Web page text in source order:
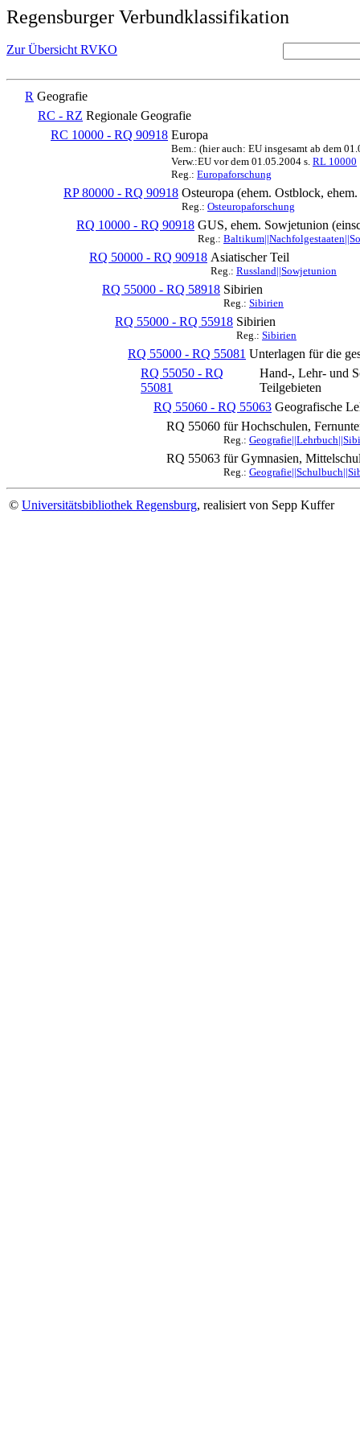
Regensburger Verbundklassifikation
Zur Übersicht RVKO
R Geografie
RC - RZ Regionale Geografie
RC 10000 - RQ 90918 Europa
Bem.: (hier auch: EU insgesamt ab dem
Verw.:EU vor dem 01.05.2004 s. RL 10000
Reg.: Europaforschung
RP 80000 - RQ 90918 Osteuropa (ehem. Ostblock,
Reg.: Osteuropaforschung
RQ 10000 - RQ 90918 GUS, ehem. Sowjetunion
Reg.:
RQ 50000 - RQ 90918 Asiatischer Teil
Reg.: Russland||Sowjetunion
RQ 55000 - RQ 58918 Sibirien
Reg.: Sibirien
RQ 55000 - RQ 55918 Sibirien
Reg.: Sibirien
RQ 55000 - RQ 55081 Unterlagen für die
RQ 55050 - RQ
55081
Hand-, Lehr- und
Teilgebieten
RQ 55060 - RQ 55063 Geografische
RQ 55060 für Hochschulen,
Reg.:
RQ 55063 für Gymnasien,
Reg.:
© Universitätsbibliothek Regensburg, realisiert von Sepp Kuffer